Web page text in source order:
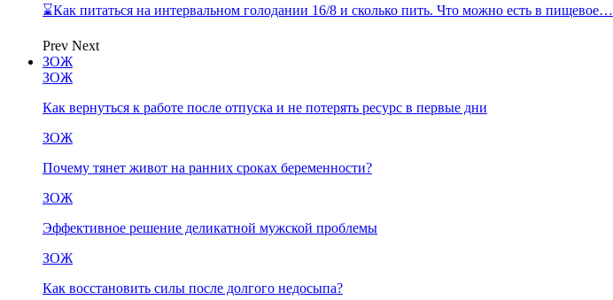
⌛Как питаться на интервальном голодании 16/8 и сколько пить. Что можно есть в пищевое…
Prev Next
ЗОЖ
ЗОЖ
Как вернуться к работе после отпуска и не потерять ресурс в первые дни
ЗОЖ
Почему тянет живот на ранних сроках беременности?
ЗОЖ
Эффективное решение деликатной мужской проблемы
ЗОЖ
Как восстановить силы после долгого недосыпа?